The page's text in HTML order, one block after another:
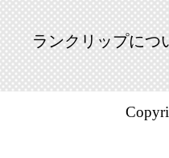
ランクリップにつ